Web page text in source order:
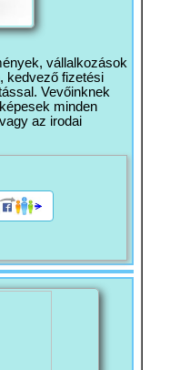
vállalkozások
kedvező fizetési
Vevőinknek
minden
az irodai